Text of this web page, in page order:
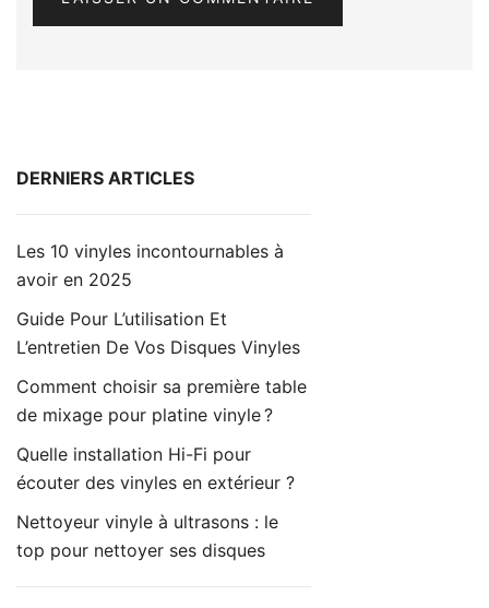
DERNIERS ARTICLES
Les 10 vinyles incontournables à
avoir en 2025
Guide Pour L’utilisation Et
L’entretien De Vos Disques Vinyles
Comment choisir sa première table
de mixage pour platine vinyle ?
Quelle installation Hi-Fi pour
écouter des vinyles en extérieur ?
Nettoyeur vinyle à ultrasons : le
top pour nettoyer ses disques